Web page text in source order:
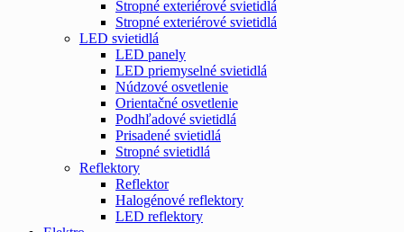
Stropné exteriérové svietidlá
Stropné exteriérové svietidlá
LED svietidlá
LED panely
LED priemyselné svietidlá
Núdzové osvetlenie
Orientačné osvetlenie
Podhľadové svietidlá
Prisadené svietidlá
Stropné svietidlá
Reflektory
Reflektor
Halogénové reflektory
LED reflektory